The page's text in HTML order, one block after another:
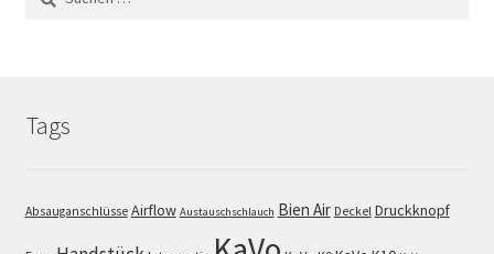
nach:
Tags
Absauganschlüsse Airflow Austauschschlauch Bien Air Deckel Druckknopf